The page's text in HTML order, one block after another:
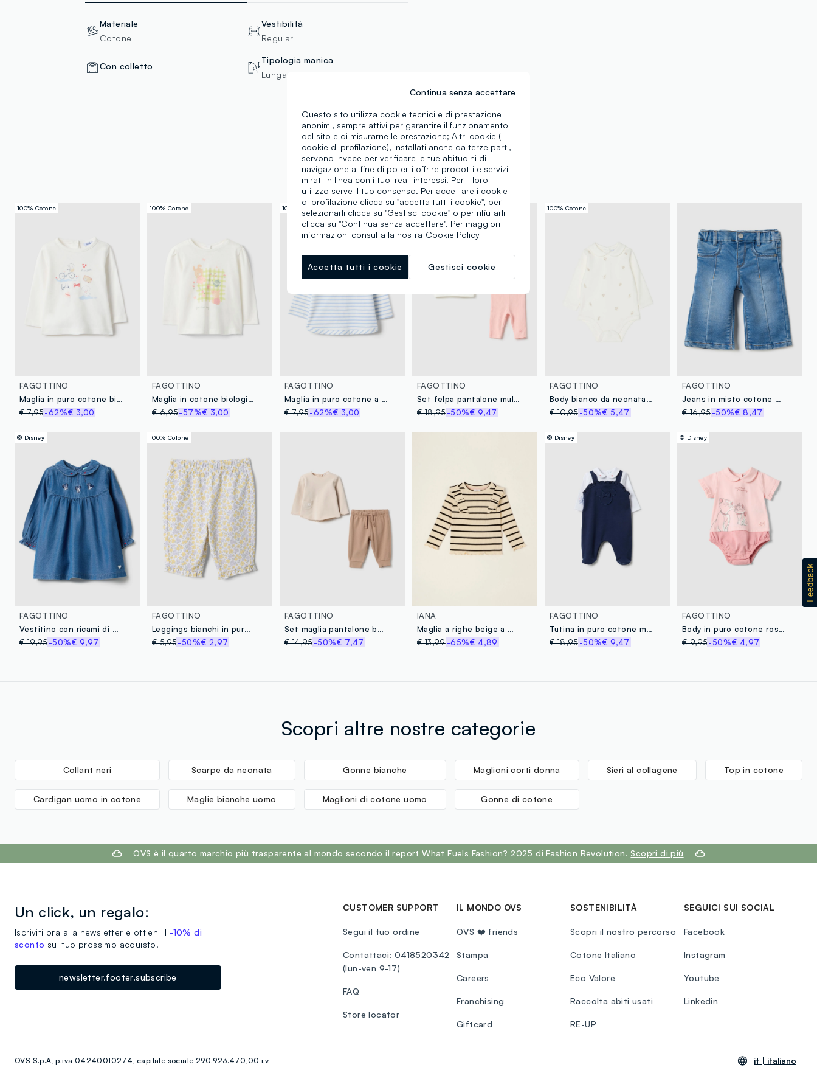
Materiale
Cotone
Vestibilità
Regular
Con colletto
Tipologia manica
Lunga
Sta andando a ruba
100% Cotone
FAGOTTINO
Maglia in puro cotone bianca da neonato regular fit con disegni
€ 7,95-62%€ 3,00
100% Cotone
FAGOTTINO
Maglia in cotone biologico bianca regular fit per bimba
€ 6,95-57%€ 3,00
100% Cotone
FAGOTTINO
Maglia in puro cotone a righe multicolor da neonata regular fit
€ 7,95-62%€ 3,00
FAGOTTINO
Set felpa pantalone multicolor da neonata in puro cotone con stampa
€ 18,95-50%€ 9,47
100% Cotone
FAGOTTINO
Body bianco da neonata in puro cotone con colletto e ricami
€ 10,95-50%€ 5,47
FAGOTTINO
Jeans in misto cotone blu da neonata wide leg
€ 16,95-50%€ 8,47
© Disney
FAGOTTINO
Vestitino con ricami di Minnie in puro lyocell denim regular fit per neonata
€ 19,95-50%€ 9,97
100% Cotone
FAGOTTINO
Leggings bianchi in puro cotone organico con stampa floreale
€ 5,95-50%€ 2,97
FAGOTTINO
Set maglia pantalone beige da neonato in cotone elasticizzato
€ 14,95-50%€ 7,47
IANA
Maglia a righe beige a maniche lunghe in cotone elasticizzato da neonata
€ 13,99-65%€ 4,89
© Disney
FAGOTTINO
Tutina in puro cotone multicolor da neonata regular fit con ricami di Minnie
€ 18,95-50%€ 9,47
© Disney
FAGOTTINO
Body in puro cotone rosa da neonata con colletto e stampa
€ 9,95-50%€ 4,97
Scopri altre nostre categorie
Collant neri Scarpe da neonata Gonne bianche Maglioni corti donna Sieri al collagene Top in cotone
Cardigan uomo in cotone Maglie bianche uomo Maglioni di cotone uomo Gonne di cotone
OVS è il quarto marchio più trasparente al mondo secondo il report What Fuels Fashion? 2025 di Fashion Revolution. Scopri di più
Un click, un regalo:
Iscriviti ora alla newsletter e ottieni il -10% di
sconto sul tuo prossimo acquisto!
newsletter.footer.subscribe
CUSTOMER SUPPORT
Segui il tuo ordine
Contattaci: 0418520342
(lun-ven 9-17)
FAQ
Store locator
IL MONDO OVS
OVS ❤️ friends
Stampa
Careers
Franchising
Giftcard
SOSTENIBILITÀ
Scopri il nostro percorso
Cotone Italiano
Eco Valore
Raccolta abiti usati
RE-UP
SEGUICI SUI SOCIAL
Facebook
Instagram
Youtube
Linkedin
OVS S.p.A, p.iva 04240010274, capitale sociale 290.923.470,00 i.v. it | italiano
Questo sito utilizza cookie tecnici e di prestazione
anonimi, sempre attivi per garantire il funzionamento
del sito e di misurarne le prestazione; Altri cookie (i
cookie di profilazione), installati anche da terze parti,
servono invece per verificare le tue abitudini di
navigazione al fine di poterti offrire prodotti e servizi
mirati in linea con i tuoi reali interessi. Per il loro
utilizzo serve il tuo consenso. Per accettare i cookie
di profilazione clicca su "accetta tutti i cookie", per
selezionarli clicca su "Gestisci cookie" o per rifiutarli
clicca su "Continua senza accettare". Per maggiori
informazioni consulta la nostra Cookie Policy
Gestisci cookie
Accetta tutti i cookie
Continua senza accettare